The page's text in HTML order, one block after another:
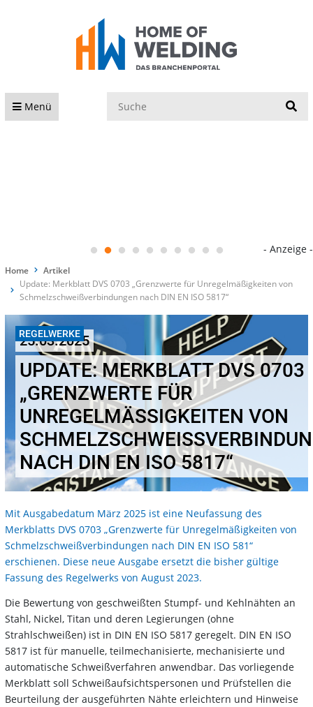
Menü
- Anzeige -
Home
Artikel
Update: Merkblatt DVS 0703 „Grenzwerte für Unregelmäßigkeiten von
Schmelzschweißverbindungen nach DIN EN ISO 5817“
REGELWERKE
25.03.2025
UPDATE: MERKBLATT DVS 0703
„GRENZWERTE FÜR
UNREGELMÄSSIGKEITEN VON S
CH DIN EN ISO 5817“
Mit Ausgabedatum März 2025 ist eine Neufassung des
Merkblatts DVS 0703 „Grenzwerte für Unregelmäßigkeiten von
Schmelzschweißverbindungen nach DIN EN ISO 581“
erschienen. Diese neue Ausgabe ersetzt die bisher gültige
Fassung des Regelwerks von August 2023.
Die Bewertung von geschweißten Stumpf- und Kehlnähten an
Stahl, Nickel, Titan und deren Legierungen (ohne
Strahlschweißen) ist in DIN EN ISO 5817 geregelt. DIN EN ISO
5817 ist für manuelle, teilmechanisierte, mechanisierte und
automatische Schweißverfahren anwendbar. Das vorliegende
Merkblatt soll Schweißaufsichtspersonen und Prüfstellen die
Beurteilung der ausgeführten Nähte erleichtern und Hinweise